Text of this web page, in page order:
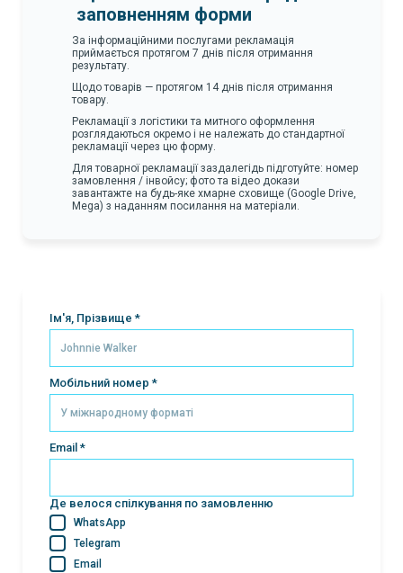
заповненням форми
За інформаційними послугами рекламація
приймається протягом 7 днів після отримання
результату.
Щодо товарів — протягом 14 днів після отримання
товару.
Рекламації з логістики та митного оформлення
розглядаються окремо і не належать до стандартної
рекламації через цю форму.
Для товарної рекламації заздалегідь підготуйте: номер
замовлення / інвойсу; фото та відео докази
завантажте на будь-яке хмарне сховище (Google Drive,
Mega) з наданням посилання на матеріали.
Ім'я, Прізвище *
Мобільний номер *
Email *
Де велося спілкування по замовленню
WhatsApp
Telegram
Email